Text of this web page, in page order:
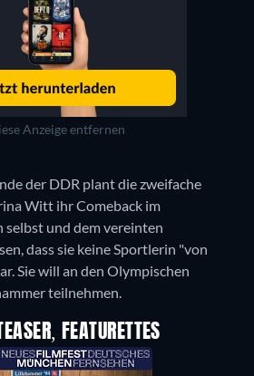
Anzeige entfernen
der DDR plant die zweifache
Witt ihr Comeback im
und dem vereinten
dass sie keine Sportlerin "von
Sie will an den Olympischen
teilnehmen.
FEATURETTES